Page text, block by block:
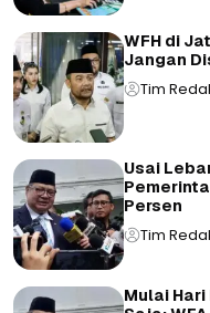
WFH di
Jangan
Tim
Usai
Persen
Tim
Mulai Hari